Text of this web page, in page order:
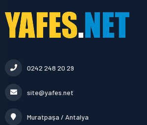
0242 248 20 29
site@yafes.net
Muratpaşa / Antalya